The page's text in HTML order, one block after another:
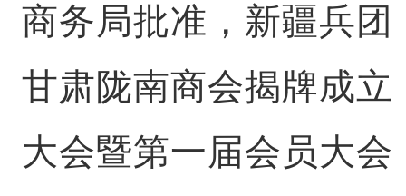
商务局批准，新疆兵团
甘肃陇南商会揭牌成立
大会暨第一届会员大会